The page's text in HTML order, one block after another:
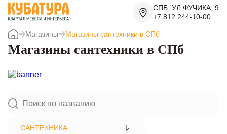
СПБ, УЛ.ФУЧИКА, 9
+7 812 244-10-00
Магазины Магазины сантехники в СПб
Магазины сантехники в СПб
САНТЕХНИКА